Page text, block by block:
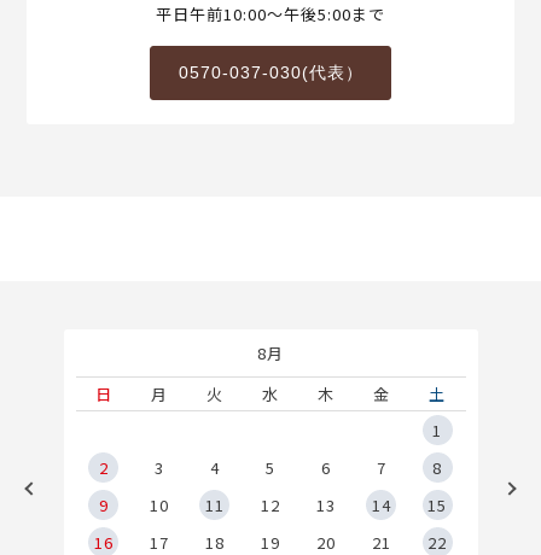
平日午前10:00～午後5:00まで
0570-037-030(代表）
8月
日
月 火 水 木 金
土
1
2
3 4 5 6 7
8
9
10 11 12 13 14
15
16
17 18 19 20 21
22